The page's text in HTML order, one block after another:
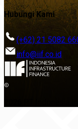
Hubungi Kami
(+62) 21 5082
info@iif.co.id